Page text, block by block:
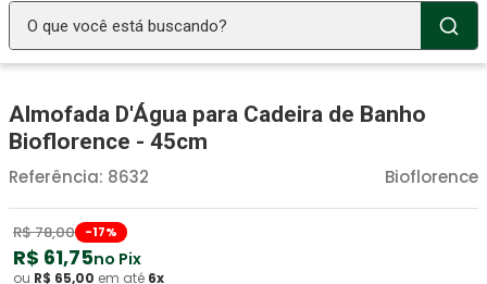
O que você está buscando?
Almofada D'Água para Cadeira de Banho
Bioflorence - 45cm
Bioflorence
Referência: 8632
R$78,00 -17%
R$ 61,75no Pix
ou R$ 65,00 em até 6x
1º Seringa Insulina
2 º Fralda Geriatrica
3 º Luva Latex
4º Estetoscopio Littmann
5º Littmann